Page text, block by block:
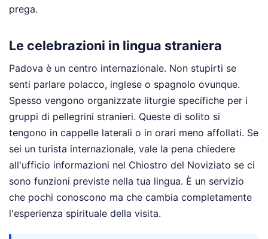
prega.
Le celebrazioni in lingua straniera
Padova è un centro internazionale. Non stupirti se
senti parlare polacco, inglese o spagnolo ovunque.
Spesso vengono organizzate liturgie specifiche per i
gruppi di pellegrini stranieri. Queste di solito si
tengono in cappelle laterali o in orari meno affollati. Se
sei un turista internazionale, vale la pena chiedere
all'ufficio informazioni nel Chiostro del Noviziato se ci
sono funzioni previste nella tua lingua. È un servizio
che pochi conoscono ma che cambia completamente
l'esperienza spirituale della visita.